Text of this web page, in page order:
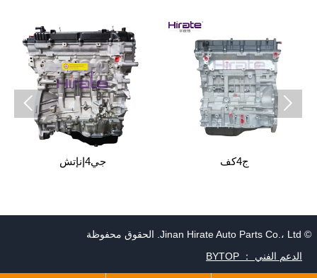
جي4إنإتش ج4كف
 
© Jinan Hirate Auto Parts Co.، Ltd. الحقوق محفوظة
الدعم الفني ： BYTOP